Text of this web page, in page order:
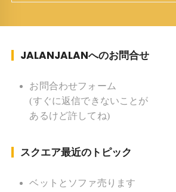
JALANJALANへのお問合せ
お問合わせフォーム
(すぐに返信できないことが
あるけど許してね)
スクエア最近のトピック
ベットとソファ売ります